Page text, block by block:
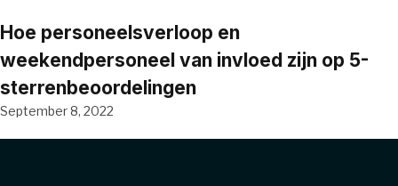
Hoe personeelsverloop en
weekendpersoneel van invloed zijn op 5-
sterrenbeoordelingen
September 8, 2022